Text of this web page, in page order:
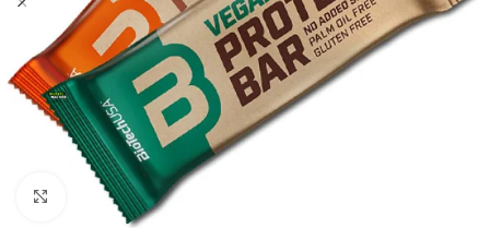
Click to enlarge